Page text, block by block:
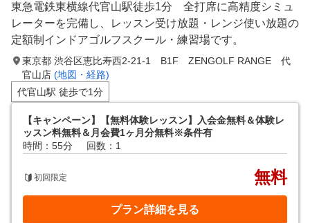
東急電鉄東横線代官山駅徒歩1分 全打席に高精度シミュ
レーターを完備し、レッスン受け放題・レンジ使い放題の
定額制インドアゴルフスクール・練習場です。
東京都 渋谷区恵比寿西2-21-1 B1F ZENGOLF RANGE 代
官山店 (地図・経路)
代官山駅 徒歩で1分
【キャンペーン】【無料体験レッスン】入会金無料＆体験レ
ッスン料無料＆月会費1ヶ月分無料※条件有
時間：55分
回数：1
初回限定 無料
プラン詳細を見る